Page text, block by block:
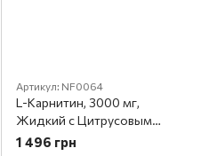
Артикул: NF0064
L-Карнитин, 3000 мг,
Жидкий с Цитрусовым
Вкусом, L-Carnitine, Now
1 496 грн